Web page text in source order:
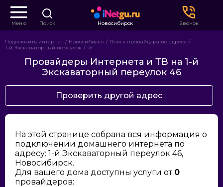
Меню Поиск Новосибирск Звонок
Подключить интернет Новосибирск
Поиск провайдера по адресу
1-й Экскаваторный переулок
46
Провайдеры Интернета и ТВ на 1-й
Экскаваторный переулок 46
Проверить другой адрес
На этой странице собрана вся информация о
подключении домашнего интернета по
адресу: 1-й Экскаваторный переулок 46,
Новосибирск.
Для вашего дома доступны услуги от 0
провайдеров: